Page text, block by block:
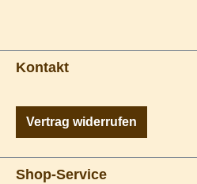
Kontakt
Vertrag widerrufen
Shop-Service